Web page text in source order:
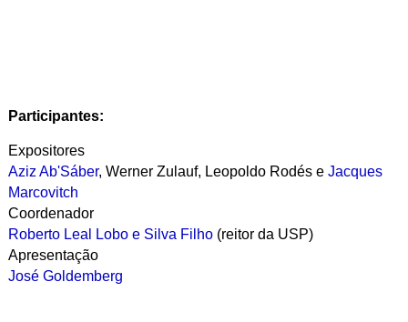
Participantes:
Expositores
Aziz Ab'Sáber, Werner Zulauf, Leopoldo Rodés e Jacques
Marcovitch
Coordenador
Roberto Leal Lobo e Silva Filho(reitor da USP)
Apresentação
José Goldemberg